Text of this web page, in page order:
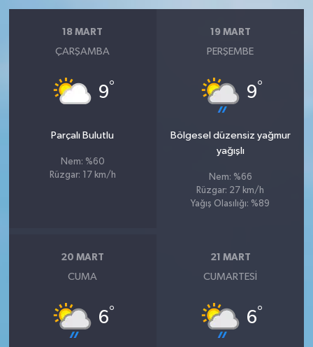
18 MART
ÇARŞAMBA
9°
Parçalı Bulutlu
Nem: %60
Rüzgar: 17 km/h
19 MART
PERŞEMBE
9°
Bölgesel düzensiz yağmur
yağışlı
Nem: %66
Rüzgar: 27 km/h
Yağış Olasılığı: %89
20 MART
CUMA
6°
21 MART
CUMARTESI
6°